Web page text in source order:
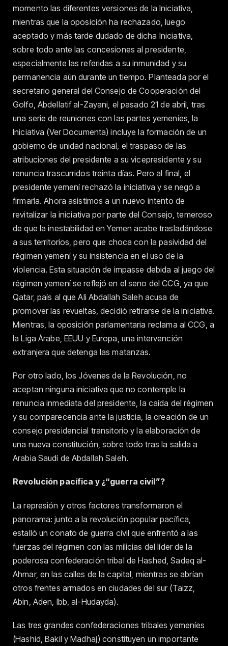
momento las diferentes versiones de la Iniciativa,
mientras que la oposición ha rechazado, luego
aceptado y más tarde dudado de dicha Iniciativa,
sobre todo ante las concesiones al presidente,
especialmente las referidas a su inmunidad y su
permanencia aún durante un tiempo. Planteada por el
secretario general del Consejo de Cooperación del
Golfo, Abdellatif al-Zayani, el pasado 21 de abril, tras
una serie de reuniones con las partes yemeníes, la
Iniciativa (Ver Documenta) incluye la formación de un
gobierno de unidad nacional, el traspaso de las
atribuciones del presidente a su vicepresidente y su
renuncia trascurridos treinta días. Pero al final, el
presidente yemení rechazó la iniciativa y se negó a
firmarla. Ahora asistimos a un nuevo intento de
revitalizar la iniciativa por parte del Consejo, temeroso
de que la inestabilidad en Yemen acabe trasladándose
a sus territorios, pero que choca con la pasividad del
régimen yemení y su insistencia en el uso de la
violencia. Esta situación de impasse debida al juego del
régimen yemení se reflejó en el seno del CCG, ya que
Qatar, país al que Ali Abdallah Saleh acusa de
promover las revueltas, decidió retirarse de la iniciativa.
Mientras, la oposición parlamentaria reclama al CCG, a
la Liga Árabe, EEUU y Europa, una intervención
extranjera que detenga las matanzas.
Por otro lado, los Jóvenes de la Revolución, no
aceptan ninguna iniciativa que no contemple la
renuncia inmediata del presidente, la caída del régimen
y su comparecencia ante la justicia, la creación de un
consejo presidencial transitorio y la elaboración de
una nueva constitución, sobre todo tras la salida a
Arabia Saudí de Abdallah Saleh.
Revolución pacífica y ¿“guerra civil”?
La represión y otros factores transformaron el
panorama: junto a la revolución popular pacífica,
estalló un conato de guerra civil que enfrentó a las
fuerzas del régimen con las milicias del líder de la
poderosa confederación tribal de Hashed, Sadeq al-
Ahmar, en las calles de la capital, mientras se abrían
otros frentes armados en ciudades del sur (Taizz,
Abin, Aden, Ibb, al-Hudayda).
Las tres grandes confederaciones tribales yemeníes
(Hashid, Bakil y Madhaj) constituyen un importante